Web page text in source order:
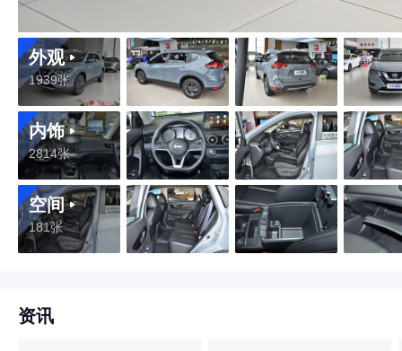
外观
1939张
内饰
2814张
空间
181张
资讯